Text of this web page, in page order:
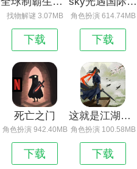
找物解谜 3.07MB
下载
角色扮演 614.74MB
下载
死亡之门
角色扮演 942.40MB
下载
这就是江湖官方版下载
角色扮演 100.58MB
下载